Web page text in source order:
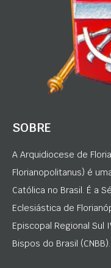
SOBRE
A Arquidiocese de
Florianopolitanus) é
Católica no Brasil. É a
Eclesiástica de
Episcopal Regional Sul
Bispos do Brasil